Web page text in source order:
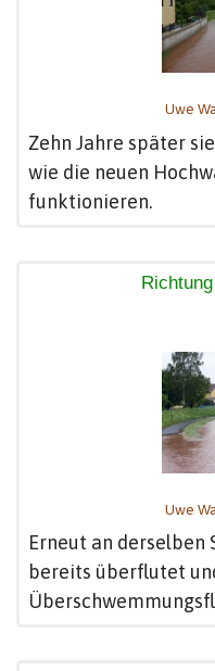
Uwe
Zehn Jahre später
wie die neuen
funktionieren.
Uwe
Erneut an derselben
bereits überflutet